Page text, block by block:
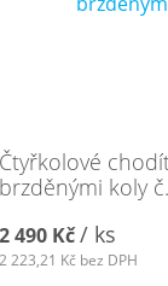
Čtyřkolové
brzděnými koly
2 490 Kč/ ks
2 223,21 Kč bez DPH